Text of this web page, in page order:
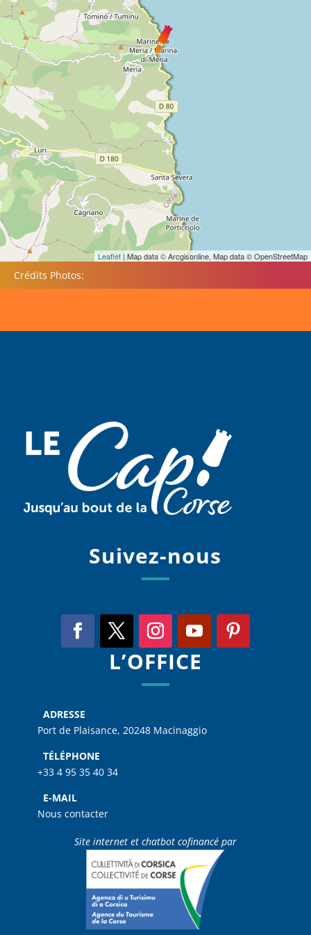
Leaflet | Map data © Arcgisonline, Map data © OpenStreetMap
Crédits Photos:
Suivez-nous
L’OFFICE
ADRESSE
Port de Plaisance, 20248 Macinaggio
TÉLÉPHONE
+33 4 95 35 40 34
E-MAIL
Nous contacter
Site internet et chatbot cofinancé par